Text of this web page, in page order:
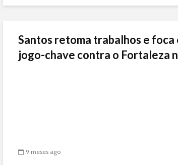
Santos retoma trabalhos e foca
jogo-chave contra o Fortaleza
9 meses ago